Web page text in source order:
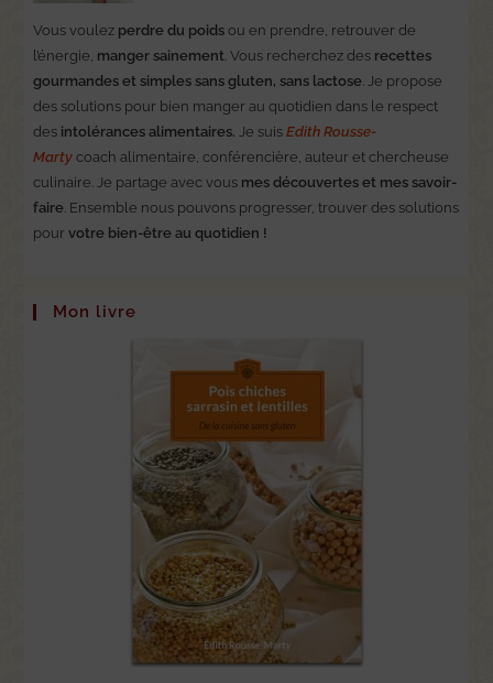
Vous voulez perdre du poids ou en prendre, retrouver de
l’énergie, manger sainement. Vous recherchez des recettes
gourmandes et simples sans gluten, sans lactose. Je propose
des solutions pour bien manger au quotidien dans le respect
des intolérances alimentaires. Je suisEdith Rousse-
Marty coach alimentaire, conférencière, auteur et chercheuse
culinaire. Je partage avec vous mes découvertes et mes savoir-
faire. Ensemble nous pouvons progresser, trouver des solutions
pour votre bien-être au quotidien !
Mon livre